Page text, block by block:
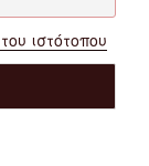
ιστότοπου